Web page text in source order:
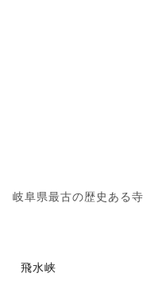
岐阜県最古の歴史ある寺
飛水峡